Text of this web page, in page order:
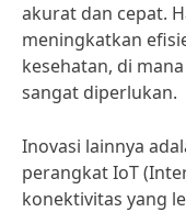
akurat dan cepat.
meningkatkan
kesehatan, di
sangat diperlukan.
Inovasi lainnya
perangkat IoT
konektivitas yang